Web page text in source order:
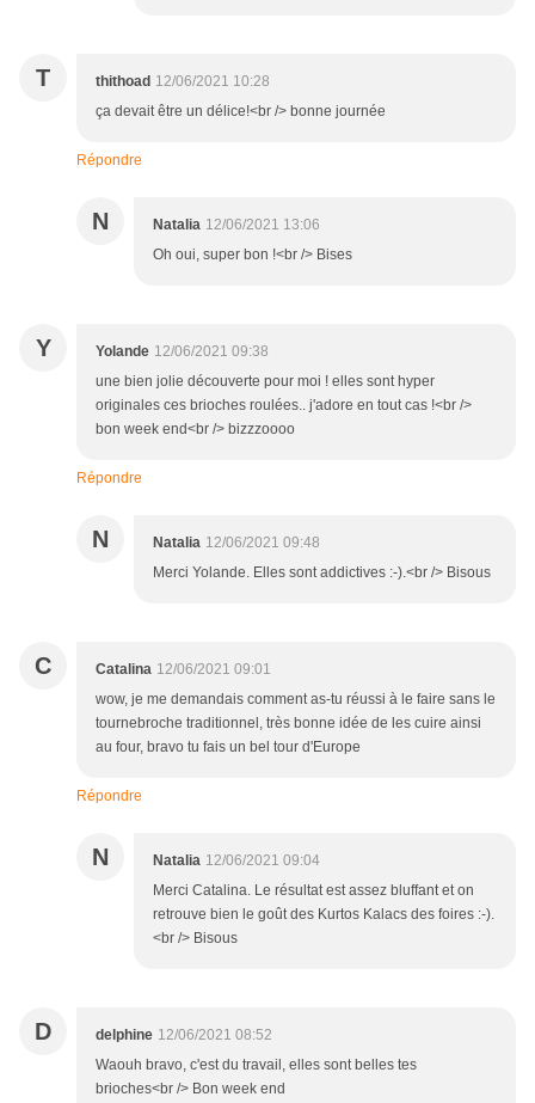
T thithoad 12/06/2021 10:28
ça devait être un délice!<br /> bonne journée
Répondre
N Natalia 12/06/2021 13:06
Oh oui, super bon !<br /> Bises
Y Yolande 12/06/2021 09:38
une bien jolie découverte pour moi ! elles sont hyper
originales ces brioches roulées.. j'adore en tout cas !<br />
bon week end<br /> bizzzoooo
Répondre
N Natalia 12/06/2021 09:48
Merci Yolande. Elles sont addictives :-).<br /> Bisous
C Catalina 12/06/2021 09:01
wow, je me demandais comment as-tu réussi à le faire sans le
tournebroche traditionnel, très bonne idée de les cuire ainsi
au four, bravo tu fais un bel tour d'Europe
Répondre
N Natalia 12/06/2021 09:04
Merci Catalina. Le résultat est assez bluffant et on
retrouve bien le goût des Kurtos Kalacs des foires :-).
<br /> Bisous
D delphine 12/06/2021 08:52
Waouh bravo, c'est du travail, elles sont belles tes
brioches<br /> Bon week end